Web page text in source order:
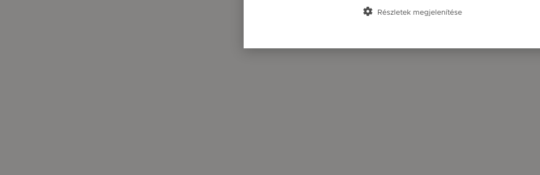
Részletek megjelenítése